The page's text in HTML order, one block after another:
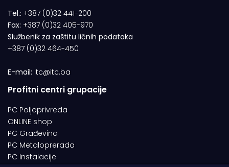
Tel.: +387 (0)32 441-200
Fax: +387 (0)32 405-970
Službenik za zaštitu ličnih podataka
+387 (0)32 464-450
E-mail: itc@itc.ba
Profitni centri grupacije
PC Poljoprivreda
ONLINE shop
PC Građevina
PC Metaloprerada
PC Instalacije